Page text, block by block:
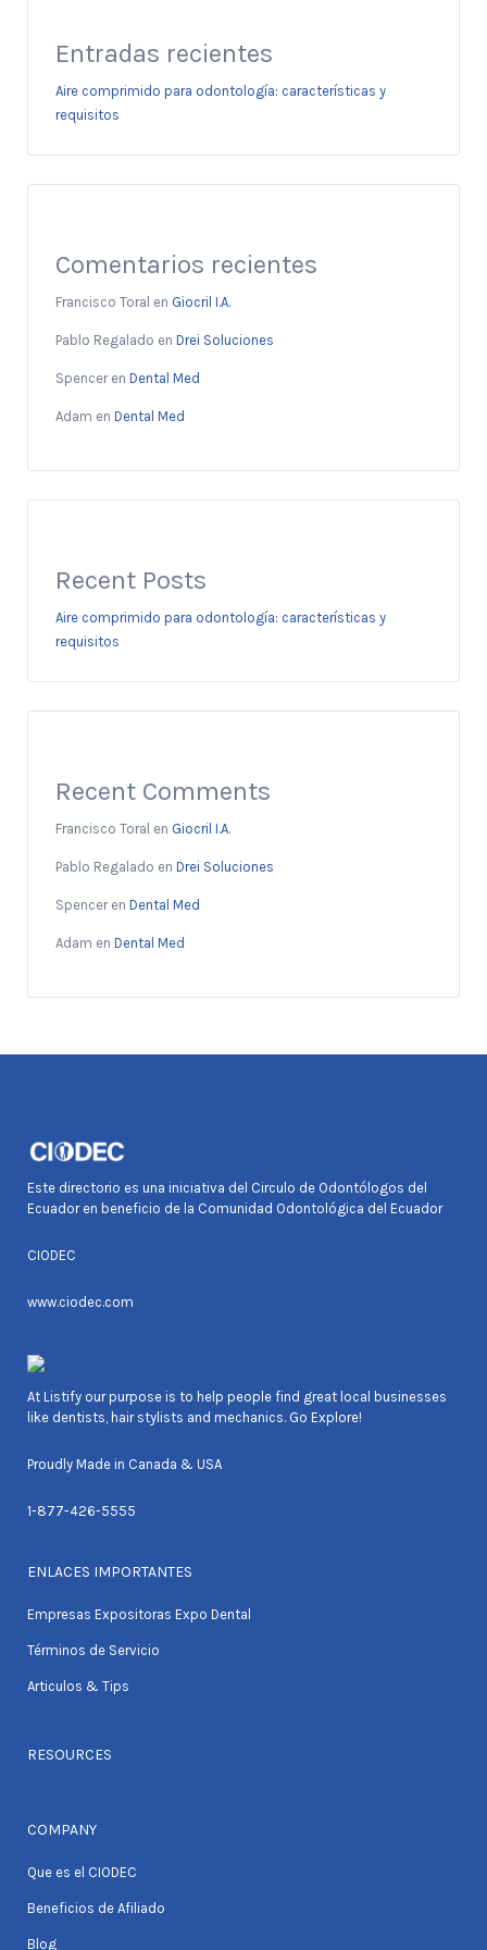
Entradas recientes
Aire comprimido para odontología: características y
requisitos
Comentarios recientes
Francisco Toral en Giocril I.A.
Pablo Regalado en Drei Soluciones
Spenceren Dental Med
Adam en Dental Med
Recent Posts
Aire comprimido para odontología: características y
requisitos
Recent Comments
Francisco Toral en Giocril I.A.
Pablo Regalado en Drei Soluciones
Spenceren Dental Med
Adam en Dental Med
Este directorio es una iniciativa del Circulo de Odontólogos del
Ecuador en beneficio de la Comunidad Odontológica del Ecuador
CIODEC
www.ciodec.com
At Listify our purpose is to help people find great local businesses
like dentists, hair stylists and mechanics. Go Explore!
Proudly Made in Canada & USA
1-877-426-5555
ENLACES IMPORTANTES
Empresas Expositoras Expo Dental
Términos de Servicio
Articulos & Tips
RESOURCES
COMPANY
Que es el CIODEC
Beneficios de Afiliado
Blog